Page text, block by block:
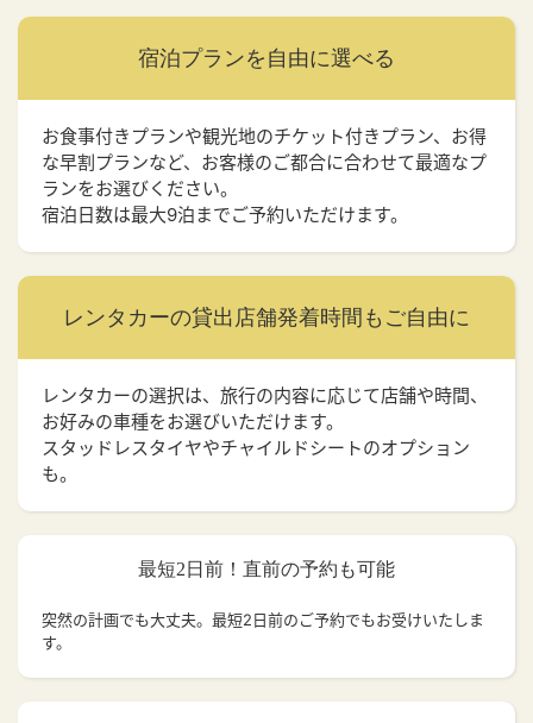
宿泊プランを 自由に選べる
お食事付きプランや観光地のチケット付きプラン、お得
な早割プランなど、お客様のご都合に合わせて最適なプ
ランをお選びください。
宿泊日数は最大9泊までご予約いただけます。
レンタカーの貸出店舗発着時間もご自由に
レンタカーの選択は、旅行の内容に応じて店舗や時間、
お好みの車種をお選びいただけます。
スタッドレスタイヤやチャイルドシートのオプション
も。
最短2日前！直前の予約も可能
突然の計画でも大丈夫。 最短2日前のご予約でもお受けいたしま
す。